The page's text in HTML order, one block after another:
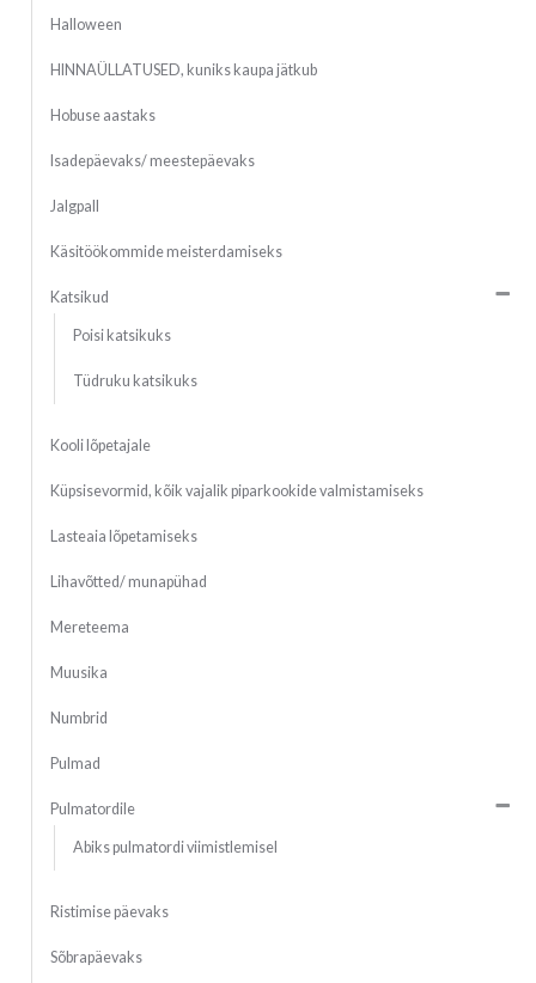
Halloween
HINNAÜLLATUSED, kuniks kaupa jätkub
Hobuse aastaks
Isadepäevaks/ meestepäevaks
Jalgpall
Käsitöökommide meisterdamiseks
Katsikud
Poisi katsikuks
Tüdruku katsikuks
Kooli lõpetajale
Küpsisevormid, kõik vajalik piparkookide valmistamiseks
Lasteaia lõpetamiseks
Lihavõtted/ munapühad
Mereteema
Muusika
Numbrid
Pulmad
Pulmatordile
Abiks pulmatordi viimistlemisel
Ristimise päevaks
Sõbrapäevaks